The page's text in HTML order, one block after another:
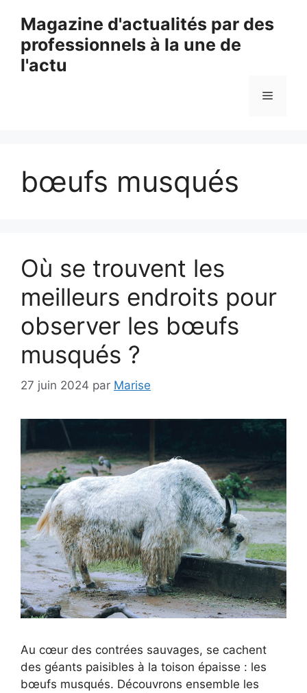
contenu
Magazine d'actualités par des
professionnels à la une de
l'actu
Menu
bœufs musqués
Où se trouvent les
meilleurs endroits pour
observer les bœufs
musqués ?
27 juin 2024 par Marise
Au cœur des contrées sauvages, se cachent
des géants paisibles à la toison épaisse : les
bœufs musqués. Découvrons ensemble les